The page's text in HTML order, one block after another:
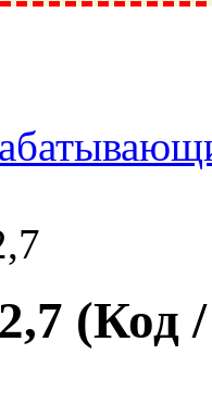
метизы, техника,
(Код